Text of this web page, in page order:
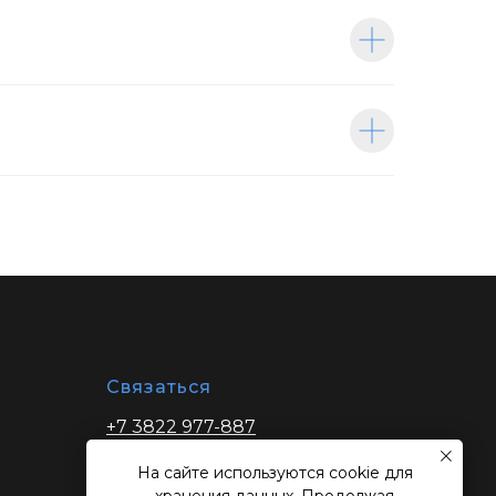
На сайте используются cookie для
Связаться
+7 3822 977-887
zakaz@ibptomsk.ru